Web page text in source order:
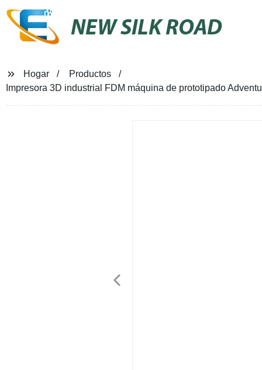
NEW SILK ROAD
Hogar
Productos
Impresora 3D industrial FDM máquina de prototipado